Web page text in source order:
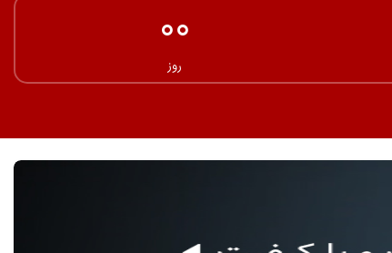
00
روز